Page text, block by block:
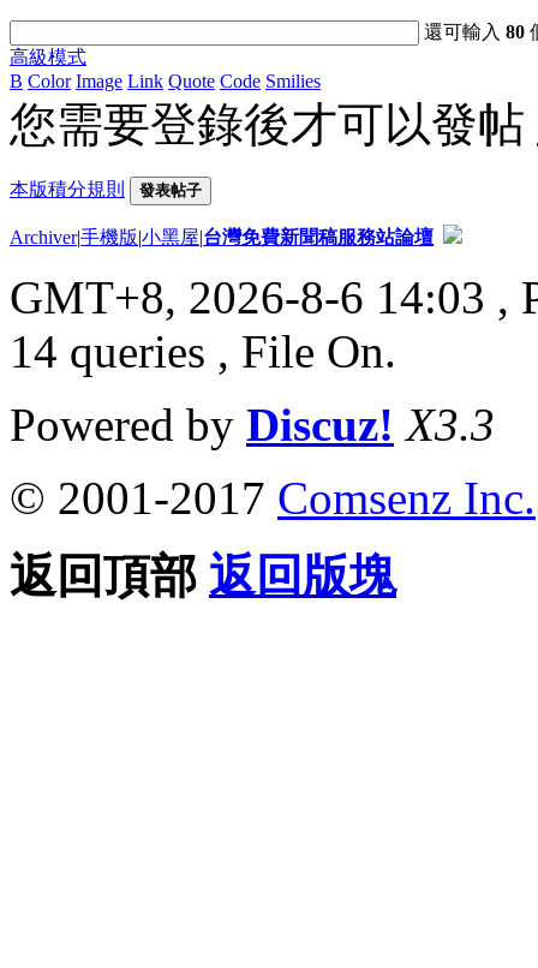
還可輸入80
高級模式
B Color Image Link Quote Code Smilies
您需要登錄後才可以發帖
本版積分規則 發表帖子
Archiver|手機版|小黑屋|台灣免費新聞稿服務站論壇
GMT+8, 2026-8-6 14:03 ,
14 queries , File On.
Powered by Discuz! X3.3
© 2001-2017 Comsenz Inc.
返回頂部 返回版塊